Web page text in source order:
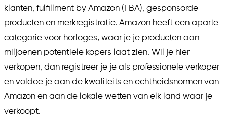
klanten, fulfillment by Amazon (FBA), gesponsorde
producten en merkregistratie. Amazon heeft een aparte
categorie voor horloges, waar je je producten aan
miljoenen potentiele kopers laat zien. Wil je hier
verkopen, dan registreer je je als professionele verkoper
en voldoe je aan de kwaliteits en echtheidsnormen van
Amazon en aan de lokale wetten van elk land waar je
verkoopt.